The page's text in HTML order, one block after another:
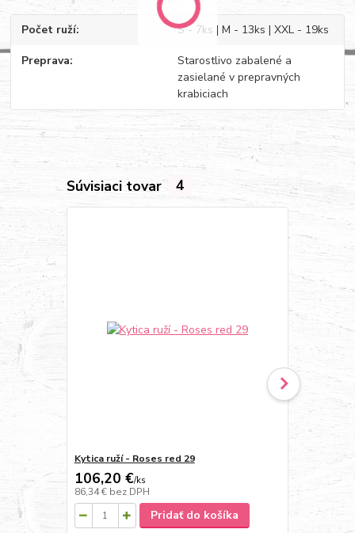
Počet ruží S - 7ks | M - 13ks | XXL - 19ks
Preprava
Starostlivo zabalené a
zasielané v prepravných
krabiciach
Súvisiaci tovar 4
Kytica ruží - Roses red 29
106,20 €/ks
86,34 € bez DPH
Pridať do košíka
Kytica z
47,97 €